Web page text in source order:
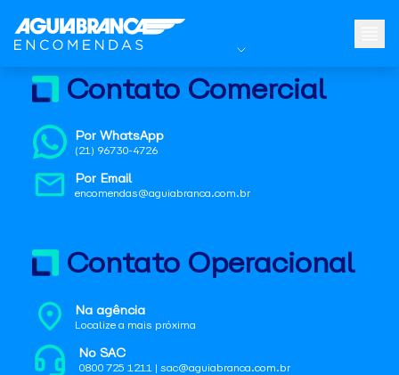
Contato Comercial
Por WhatsApp
(21) 96730-4726
Por Email
encomendas@aguiabranca.com.br
Contato Operacional
Na agência
Localize a mais próxima
No SAC
0800 725 1211 | sac@aguiabranca.com.br